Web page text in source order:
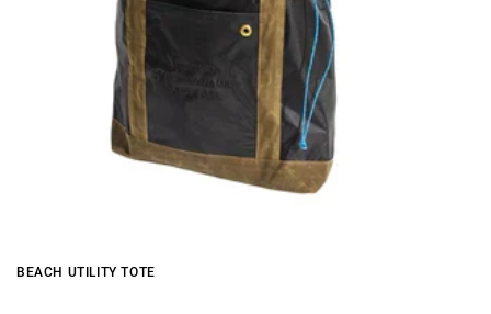
BEACH UTILITY TOTE